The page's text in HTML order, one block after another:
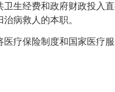
生经费和政府财政投入
病救人的本职。
保险制度和国家医疗